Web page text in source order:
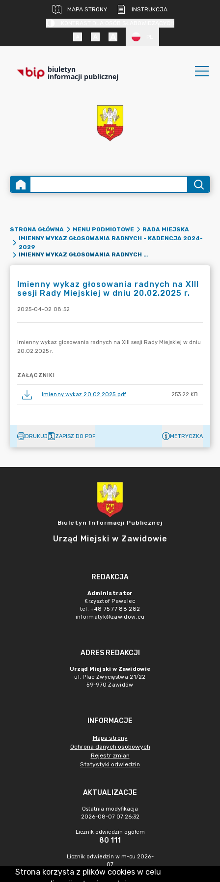
MAPA STRONY
INSTRUKCJA
biuletyn
informacji publicznej
STRONA GŁÓWNA MENU PODMIOTOWE
RADA MIEJSKA
IMIENNY WYKAZ GŁOSOWANIA RADNYCH - KADENCJA 2024-
2029
IMIENNY WYKAZ GŁOSOWANIA RADNYCH NA XIII SESJI RADY MIEJSKIEJ W DNIU 20.02.2025 R.
Imienny wykaz głosowania radnych na XIII
sesji Rady Miejskiej w dniu 20.02.2025 r.
2025-04-02 08:52
ZAŁĄCZNIKI
Imienny wykaz 20.02.2025.pdf 253.22 KB
DRUKUJ ZAPISZ DO PDF METRYCZKA
Biuletyn Informacji Publicznej
Urząd Miejski w Zawidowie
REDAKCJA
Administrator
Krzysztof Pawelec
tel. +48 75 77 88 282
informatyk@zawidow.eu
ADRES REDAKCJI
Urząd Miejski w Zawidowie
ul. Plac Zwycięstwa 21/22
59-970 Zawidów
INFORMACJE
Mapa strony
Ochrona danych osobowych
Rejestr zmian
Statystyki odwiedzin
AKTUALIZACJE
Ostatnia modyfikacja
2026-08-07 07:26:32
Licznik odwiedzin ogółem
80 111
Licznik odwiedzin w m-cu 2026-
07
229
Strona korzysta z plików cookies w celu